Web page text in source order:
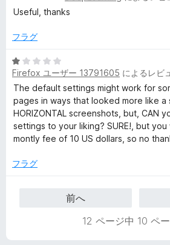
段
中
の
評
価
Useful, thanks
フラグ
5
段
階
中
1
の
評
Firefox ユーザー 13791605 によるレビ
The default settings might work for
pages in ways that looked more like a
HORIZONTAL screenshots, but, CAN
settings to your liking? SURE!, but
montly fee of 10 US dollars, so no
フラグ
前へ
12 ページ中 10 ペ